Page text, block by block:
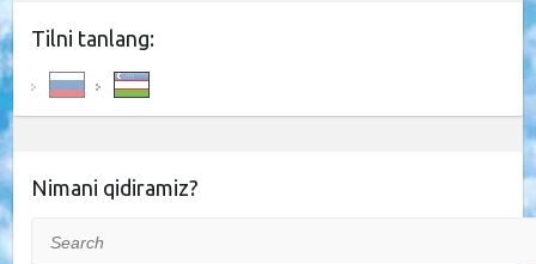
Tilni tanlang:
Nimani qidiramiz?